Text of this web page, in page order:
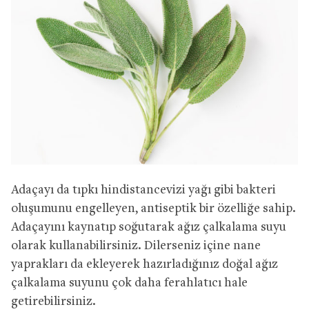
Adaçayı da tıpkı hindistancevizi yağı gibi bakteri
oluşumunu engelleyen, antiseptik bir özelliğe sahip.
Adaçayını kaynatıp soğutarak ağız çalkalama suyu
olarak kullanabilirsiniz. Dilerseniz içine nane
yaprakları da ekleyerek hazırladığınız doğal ağız
çalkalama suyunu çok daha ferahlatıcı hale
getirebilirsiniz.